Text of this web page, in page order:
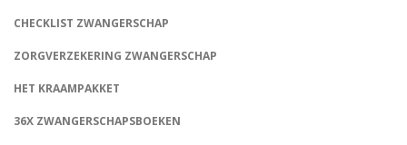
CHECKLIST ZWANGERSCHAP
ZORGVERZEKERING ZWANGERSCHAP
HET KRAAMPAKKET
36X ZWANGERSCHAPSBOEKEN